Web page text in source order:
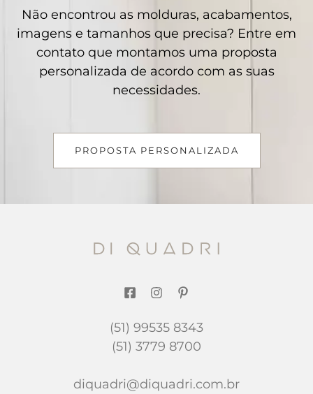
Não encontrou as molduras, acabamentos,
imagens e tamanhos que precisa? Entre em
contato que montamos uma proposta
personalizada de acordo com as suas
necessidades.
PROPOSTA PERSONALIZADA
(51) 99535 8343
(51) 3779 8700
diquadri@diquadri.com.br